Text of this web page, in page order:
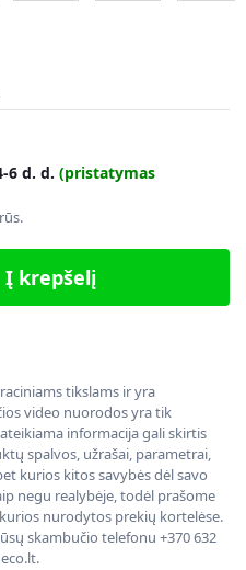
6 d. d. (pristatymas
Į krepšelį
tikslams ir yra
video nuorodos yra tik
informacija gali skirtis
spalvos, užrašai, parametrai,
kurios kitos savybės dėl savo
negu realybėje, todėl prašome
nurodytos prekių kortelėse.
skambučio telefonu +370 632